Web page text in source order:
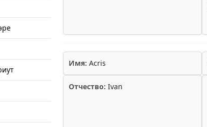
Имя: Acris
Отчество: Ivan